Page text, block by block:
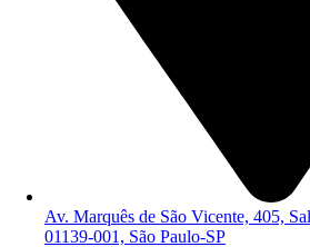
Av. Marquês de São Vicente, 405,
01139-001, São Paulo-SP